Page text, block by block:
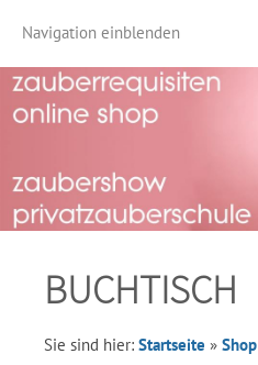
Navigation einblenden
BUCHTISCH
Sie sind hier: Startseite » Shop